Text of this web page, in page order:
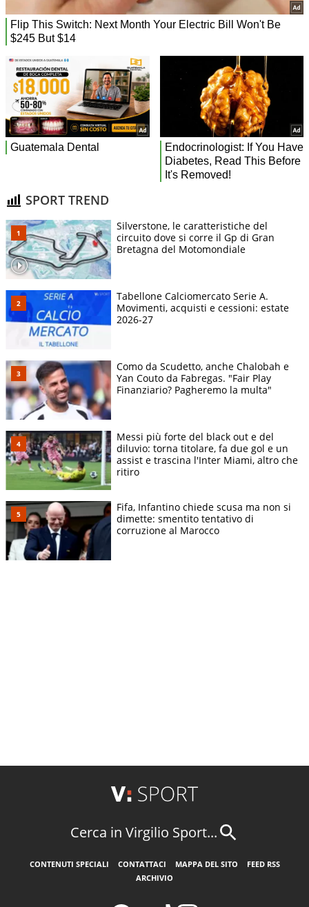
SPORT TREND
Silverstone, le caratteristiche del
circuito dove si corre il Gp di Gran
Bretagna del Motomondiale
Tabellone Calciomercato Serie A.
Movimenti, acquisti e cessioni: estate
2026-27
Como da Scudetto, anche Chalobah e
Yan Couto da Fabregas. "Fair Play
Finanziario? Pagheremo la multa"
Messi più forte del black out e del
diluvio: torna titolare, fa due gol e un
assist e trascina l'Inter Miami, altro che
ritiro
Fifa, Infantino chiede scusa ma non si
dimette: smentito tentativo di
corruzione al Marocco
Cerca in Virgilio Sport...
CONTENUTI SPECIALI CONTATTACI MAPPA DEL SITO
FEED RSS
ARCHIVIO